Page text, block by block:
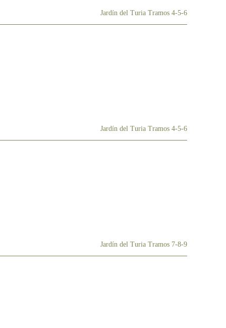
Jardín del Turia Tramos 4-5-6
Jardín del Turia Tramos 4-5-6
Jardín del Turia Tramos 7-8-9